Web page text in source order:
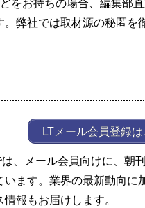
弊社では取材源の秘匿を
LTメール会員登録
、メール会員向けに、朝
います。業界の最新動向
報もお届けします。